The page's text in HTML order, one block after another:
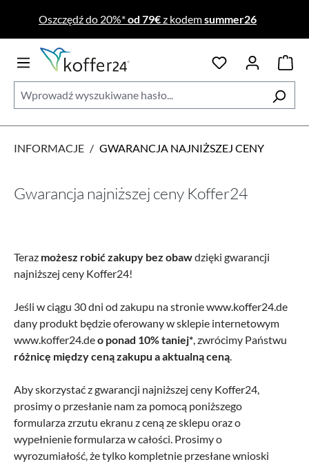
Przejdź do głównej zawartości
Oszczędź do 20%*od 79€z kodemsummer26
INFORMACJE / GWARANCJA NAJNIŻSZEJ CENY
Gwarancja najniższej ceny Koffer24
Teraz możesz robić zakupy bez obawdzięki gwarancji
najniższej ceny Koffer24!
Jeśli w ciągu 30 dni od zakupu na stronie www.koffer24.de
dany produkt będzie oferowany w sklepie internetowym
www.koffer24.deo ponad 10% taniej*, zwrócimy Państwu
różnicę między ceną zakupu a aktualną ceną.
Aby skorzystać z gwarancji najniższej ceny Koffer24,
prosimy o przesłanie nam za pomocą poniższego
formularza zrzutu ekranu z ceną ze sklepu oraz o
wypełnienie formularza w całości. Prosimy o
wyrozumiałość, że tylko kompletnie przesłane wnioski